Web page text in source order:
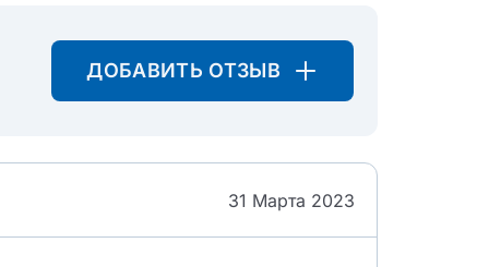
ДОБАВИТЬ ОТЗЫВ
31 Марта 2023